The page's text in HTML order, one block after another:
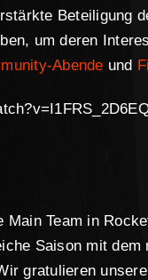
Beteiligung
um deren
Abende und
Main Team in
Saison mit dem
gratulieren